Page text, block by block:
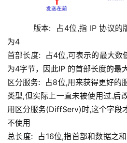
为4
首部长度:  占4位,可表示的最大数
为4字节，因此IP 的首部长度的最
区分服务:  占8位,用来获得更好的
类型,但实际上一直未被使用过.后
用区分服务(DiffServ)时,这个字段
不使用
总长度:  占16位,指首部和数据之